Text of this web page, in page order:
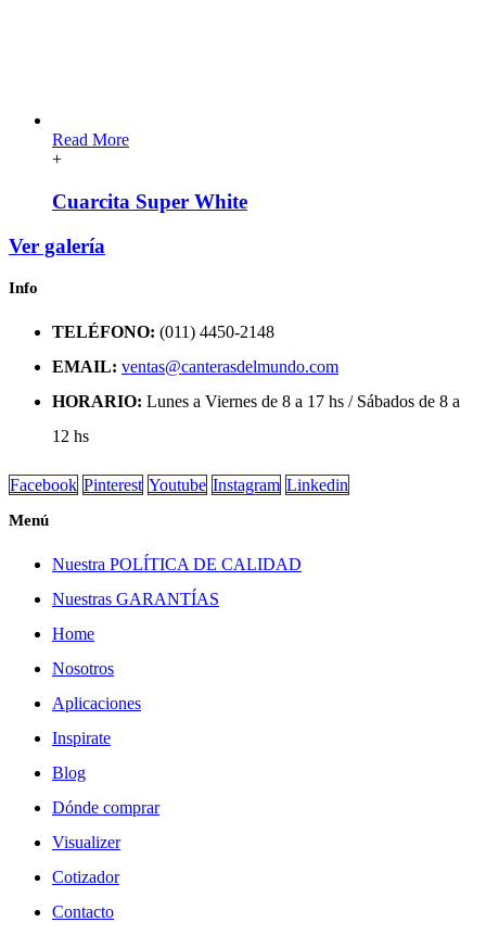
Read More
+
Cuarcita Super White
Ver galería
Info
TELÉFONO: (011) 4450-2148
EMAIL: ventas@canterasdelmundo.com
HORARIO: Lunes a Viernes de 8 a 17 hs / Sábados de 8 a
12 hs
Facebook Pinterest Youtube Instagram Linkedin
Menú
Nuestra POLÍTICA DE CALIDAD
Nuestras GARANTÍAS
Home
Nosotros
Aplicaciones
Inspirate
Blog
Dónde comprar
Visualizer
Cotizador
Contacto